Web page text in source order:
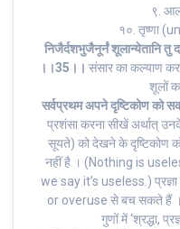
९.
१०. तृष्णा
निजैर्दशभुजैनूर्नं शूलान्येतानि तु
।।35।। संसार का कल्याण
शूलों
सर्वप्रथम अपने दृष्टिकोण को
प्रशंसा करना सीखें अर्थात्
सूयते) को देखने के दृष्टिकोण
नहीं है । (Nothing is
we say it’s useless.)
or overuse से बच सकते हैं ।
गुणों में ‘श्रद्धा,